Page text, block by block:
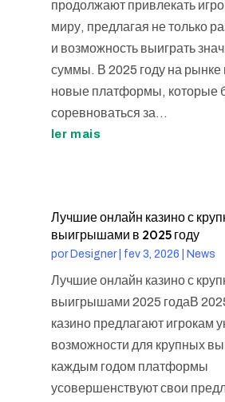
продолжают привлекать
миру, предлагая не только
и возможность выиграть
суммы. В 2025 году на рынке
новые платформы, которые
соревноваться за...
ler mais
Лучшие онлайн казино с
выигрышами в 2025 году
por Designer| fev 3, 2026 News
Лучшие онлайн казино с
выигрышами 2025 годаВ
казино предлагают игрокам
возможности для крупных
каждым годом платформы
усовершенствуют свои